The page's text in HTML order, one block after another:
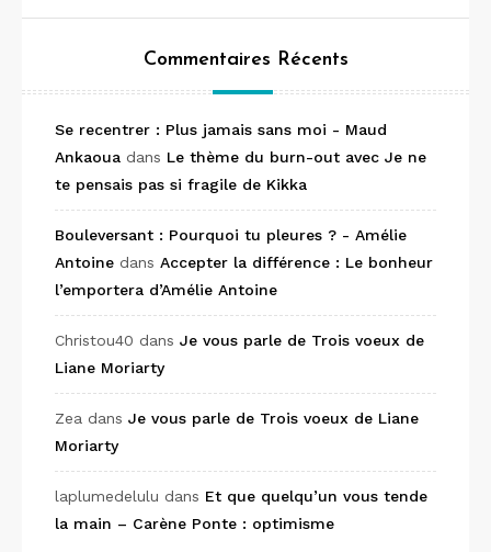
Commentaires Récents
Se recentrer : Plus jamais sans moi - Maud
Ankaoua dans Le thème du burn-out avec Je ne
te pensais pas si fragile de Kikka
Bouleversant : Pourquoi tu pleures ? - Amélie
Antoine dans Accepter la différence : Le bonheur
l’emportera d’Amélie Antoine
Christou40 dans Je vous parle de Trois voeux de
Liane Moriarty
Zea dans Je vous parle de Trois voeux de Liane
Moriarty
laplumedelulu dans Et que quelqu’un vous tende
la main – Carène Ponte : optimisme